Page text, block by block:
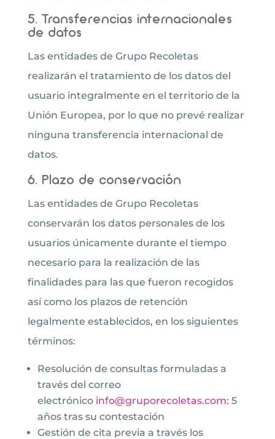
5. Transferencias internacionales
de datos
Las entidades de Grupo Recoletas
realizarán el tratamiento de los datos del
usuario integralmente en el territorio de la
Unión Europea, por lo que no prevé realizar
ninguna transferencia internacional de
datos.
6. Plazo de conservación
Las entidades de Grupo Recoletas
conservarán los datos personales de los
usuarios únicamente durante el tiempo
necesario para la realización de las
finalidades para las que fueron recogidos
así como los plazos de retención
legalmente establecidos, en los siguientes
términos:
Resolución de consultas formuladas a
través del correo
electrónico info@gruporecoletas.com: 5
años tras su contestación
Gestión de cita previa a través los